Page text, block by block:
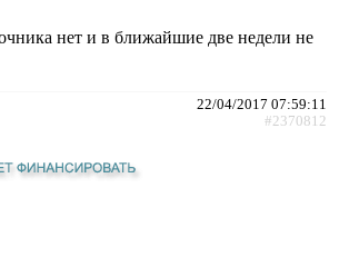
нет и в ближайшие две недели не
22/04/2017 07:59:11
#2370812